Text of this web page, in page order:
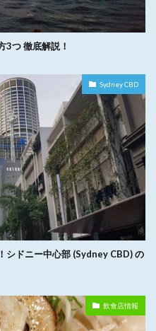
3つ 徹底解説！
Sydney CBD
シドニー中心部 (Sydney CBD) の
飲食店情報